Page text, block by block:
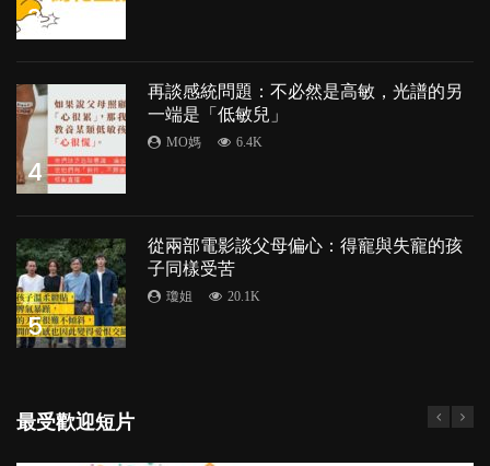
3
4
再談感統問題：不必然是高敏，光譜的另
一端是「低敏兒」
MO媽 6.4K
5
從兩部電影談父母偏心：得寵與失寵的孩
子同樣受苦
瓊姐 20.1K
最受歡迎短片